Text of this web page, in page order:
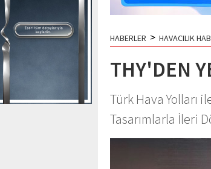
HABERLER > HAVACILIK
THY'DEN
Türk Hava Yolları
Tasarımlarla İleri